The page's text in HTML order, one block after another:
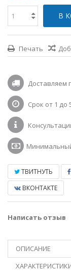
В
Печать
Доставляем
Срок от 1 до
ТВИТНУТЬ
ВКОНТАКТЕ
Написать отзыв
ОПИСАНИЕ